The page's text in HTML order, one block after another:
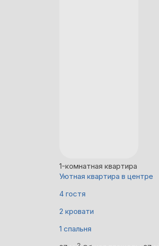
1-комнатная квартира
Уютная квартира в центре
4 гостя
2 кровати
1 спальня